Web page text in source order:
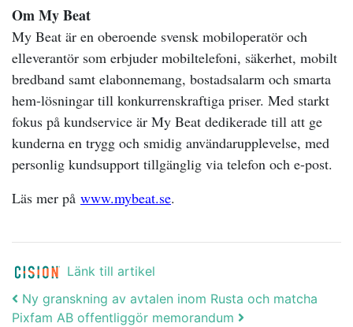
Om My Beat
My Beat är en oberoende svensk mobiloperatör och
elleverantör som erbjuder mobiltelefoni, säkerhet, mobilt
bredband samt elabonnemang, bostadsalarm och smarta
hem-lösningar till konkurrenskraftiga priser. Med starkt
fokus på kundservice är My Beat dedikerade till att ge
kunderna en trygg och smidig användarupplevelse, med
personlig kundsupport tillgänglig via telefon och e-post.
Läs mer på www.mybeat.se.
Länk till artikel
Post navigation
Ny granskning av avtalen inom Rusta och matcha
Pixfam AB offentliggör memorandum